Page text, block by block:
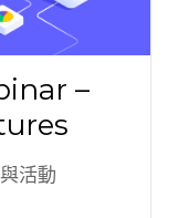
–
活動